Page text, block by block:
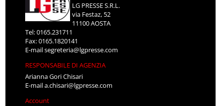
LG PRESSE S.R.L.
via Festaz, 52
11100 AOSTA
Tel: 0165.231711
Fax: 0165.1820141
E-mailsegreteria@lgpresse.com
RESPONSABILE DI AGENZIA
Arianna Gori Chisari
E-maila.chisari@lgpresse.com
Account